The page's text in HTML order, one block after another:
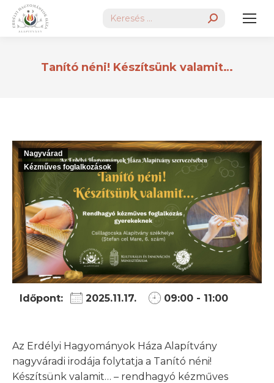
Search:
Tanító néni! Készítsünk valamit…
Nagyvárad
Kézműves foglalkozások
Időpont: 2025.11.17. 09:00 - 11:00
Az Erdélyi Hagyományok Háza Alapítvány
nagyváradi irodája folytatja a Tanító néni!
Készítsünk valamit… – rendhagyó kézműves